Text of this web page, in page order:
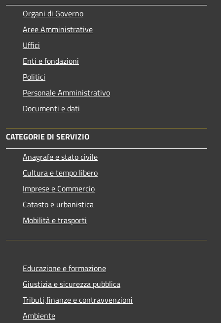
Organi di Governo
Aree Amministrative
Uffici
Enti e fondazioni
Politici
Personale Amministrativo
Documenti e dati
CATEGORIE DI SERVIZIO
Anagrafe e stato civile
Cultura e tempo libero
Imprese e Commercio
Catasto e urbanistica
Mobilità e trasporti
Educazione e formazione
Giustizia e sicurezza pubblica
Tributi,finanze e contravvenzioni
Ambiente